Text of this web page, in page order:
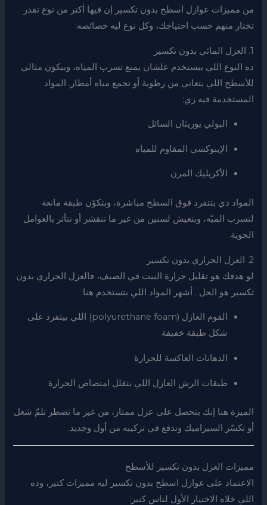
من مميزات عوازل اسطح بدون تكسير إن فيها أكتر من نوع تقدر
تختار منهم حسب احتياجك، وكل نوع ليه خصائصه:
1. العزل المائي بدون تكسير
ده النوع اللي بيستخدم علشان يمنع تسرب المياه، وبيكون مثالي
للأسطح اللي بتعاني من رطوبة أو تجمع مياه أمطار. المواد
المستخدمة فيه زي:
البولي يوريثان السائل
الإيبوكسي المقاوم للمياه
الأكريليك المرن
المواد دي بتتفرد فوق السطح مباشرة، وبتكوّن طبقة مانعة
لتسرب الميّه، وبتعيش لسنين من غير ما تتقشر أو تتأثر بالعوامل
الجوية.
2. العزل الحراري بدون تكسير
لو هدفك هو تقليل حرارة البيت في الصيف، فالعزل الحراري بدون
تكسير هو الحل . أشهر المواد اللي بتستخدم هنا:
الفوم العازل (polyurethane foam) اللي بيتفرد على
شكل طبقة خفيفة
الدهانات العاكسة للحرارة
طبقات الرش العازل اللي بتقلل امتصاص الحرارة
الميزة هنا إنك بتحصل على عزل ممتاز، من غير ما تضطر تلمّ شغل
أو تكسّر السيراميك وتدفع في تركيبه من أول وجديد.
مميزات العزل بدون تكسير للأسطح
الاعتماد على عوازل اسطح بدون تكسير ليه مميزات كتير، وده
اللي خلاه الاختيار الأول لناس كتير: